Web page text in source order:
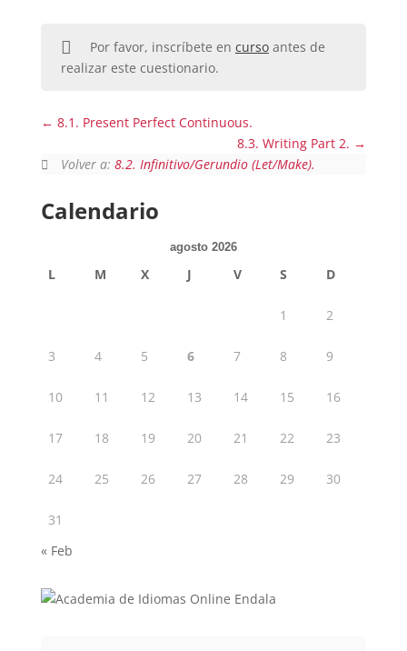
Por favor, inscríbete en cursoantes de
realizar este cuestionario.
8.1. Present Perfect Continuous.
8.3. Writing Part 2.
Volver a:8.2. Infinitivo/Gerundio (Let/Make).
Calendario
agosto 2026
L M X J V S D
1 2
3 4 5 6 7 8 9
10 11 12 13 14 15 16
17 18 19 20 21 22 23
24 25 26 27 28 29 30
31
« Feb